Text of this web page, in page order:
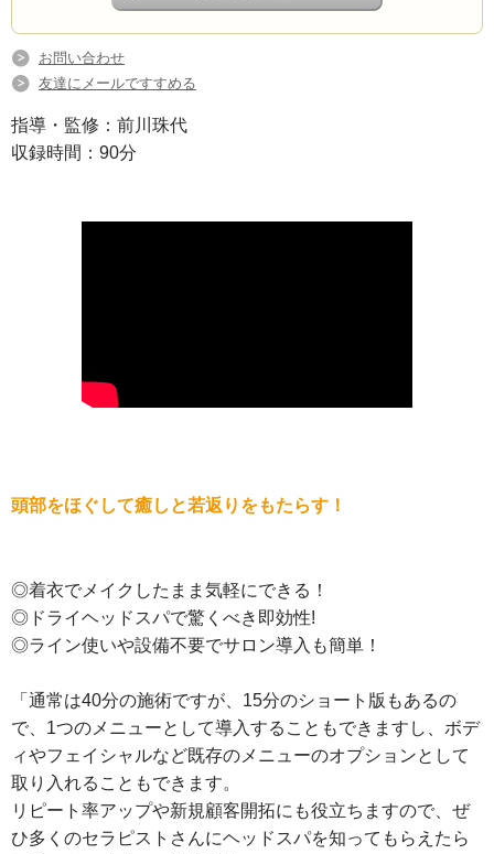
お問い合わせ
友達にメールですすめる
指導・監修：前川珠代
収録時間：90分
頭部をほぐして癒しと若返りをもたらす！
◎着衣でメイクしたまま気軽にできる！
◎ドライヘッドスパで驚くべき即効性!
◎ライン使いや設備不要でサロン導入も簡単！
「通常は40分の施術ですが、15分のショート版もあるの
で、1つのメニューとして導入することもできますし、ボデ
ィやフェイシャルなど既存のメニューのオプションとして
取り入れることもできます。
リピート率アップや新規顧客開拓にも役立ちますので、ぜ
ひ多くのセラピストさんにヘッドスパを知ってもらえたら